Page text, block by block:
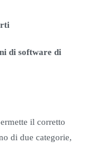
di software di
il corretto
di due categorie,